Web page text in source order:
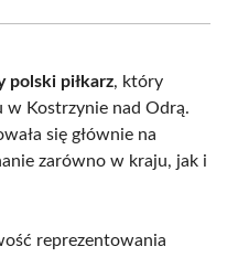
polski piłkarz, który
w Kostrzynie nad Odrą.
się głównie na
zarówno w kraju, jak i
reprezentowania